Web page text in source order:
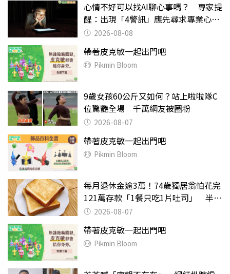
心情不好可以找AI聊心事嗎？ 專家提
醒：出現「4警訊」應先尋求專業心理
協助2026-08-08
帶著皮克敏一起出門吧
Pikmin Bloom
9歲女孩60公斤又如何？站上啦啦隊C
位驚艷全場 千萬網友被圈粉
2026-08-07
帶著皮克敏一起出門吧
Pikmin Bloom
每月退休金逾3萬！74歲獨居翁怕花完
121萬存款「1餐只吃1片吐司」 半年
後暴瘦嚇壞女兒
2026-08-07
帶著皮克敏一起出門吧
Pikmin Bloom